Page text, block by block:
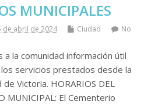
MUNICIPALES
de abril de 2024 Ciudad
No
a la comunidad información útil
los servicios prestados desde la
de Victoria. HORARIOS DEL
MUNICIPAL: El Cementerio